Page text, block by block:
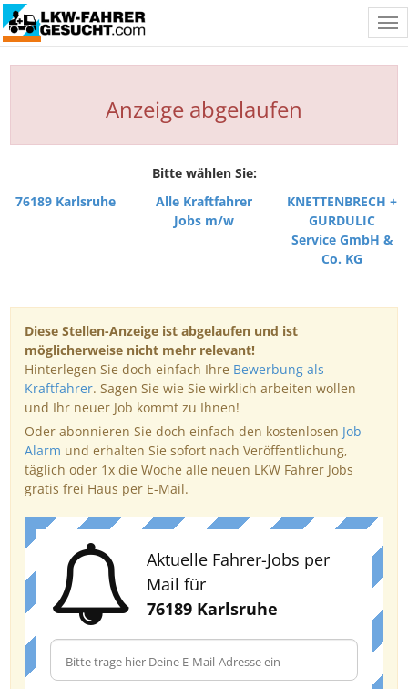
Anzeige abgelaufen
Bitte wählen Sie:
76189 Karlsruhe
Alle Kraftfahrer
Jobs m/w
KNETTENBRECH +
GURDULIC
Service GmbH &
Co. KG
Diese Stellen-Anzeige ist abgelaufen und ist
möglicherweise nicht mehr relevant!
Hinterlegen Sie doch einfach Ihre Bewerbung als
Kraftfahrer. Sagen Sie wie Sie wirklich arbeiten wollen
und Ihr neuer Job kommt zu Ihnen!
Oder abonnieren Sie doch einfach den kostenlosen Job-
Alarm und erhalten Sie sofort nach Veröffentlichung,
täglich oder 1x die Woche alle neuen LKW Fahrer Jobs
gratis frei Haus per E-Mail.
Aktuelle Fahrer-Jobs per
Mail für
76189 Karlsruhe